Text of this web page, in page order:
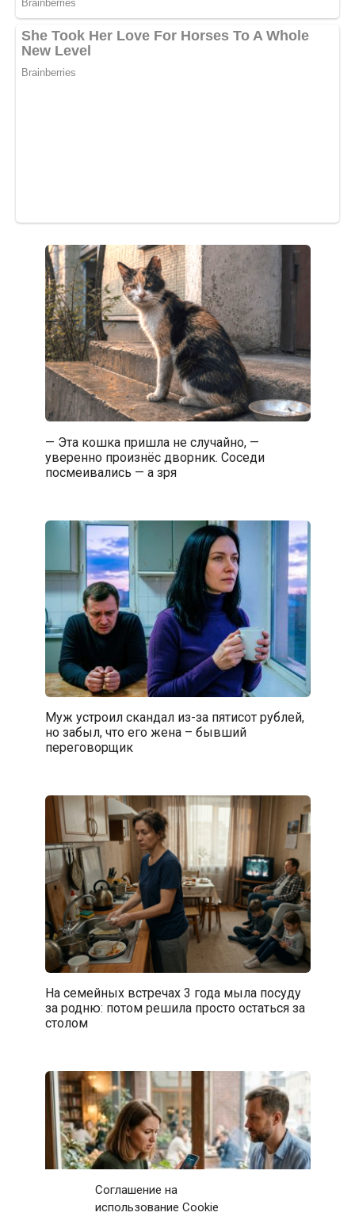
Соглашение на
использование Cookie
— Эта кошка пришла не случайно, —
уверенно произнёс дворник. Соседи
посмеивались — а зря
Муж устроил скандал из-за пятисот рублей,
но забыл, что его жена – бывший
переговорщик
На семейных встречах 3 года мыла посуду
за родню: потом решила просто остаться за
столом